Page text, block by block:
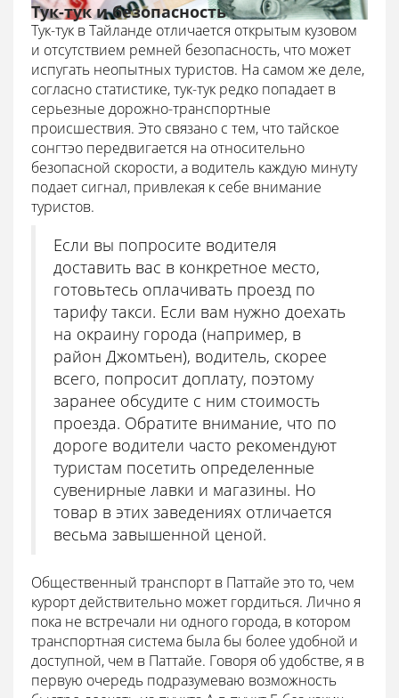
Тук-тук и безопасность
Тук-тук в Тайланде отличается открытым кузовом
и отсутствием ремней безопасность, что может
испугать неопытных туристов. На самом же деле,
согласно статистике, тук-тук редко попадает в
серьезные дорожно-транспортные
происшествия. Это связано с тем, что тайское
сонгтэо передвигается на относительно
безопасной скорости, а водитель каждую минуту
подает сигнал, привлекая к себе внимание
туристов.
Если вы попросите водителя
доставить вас в конкретное место,
готовьтесь оплачивать проезд по
тарифу такси. Если вам нужно доехать
на окраину города (например, в
район Джомтьен), водитель, скорее
всего, попросит доплату, поэтому
заранее обсудите с ним стоимость
проезда. Обратите внимание, что по
дороге водители часто рекомендуют
туристам посетить определенные
сувенирные лавки и магазины. Но
товар в этих заведениях отличается
весьма завышенной ценой.
Общественный транспорт в Паттайе это то, чем
курорт действительно может гордиться. Лично я
пока не встречали ни одного города, в котором
транспортная система была бы более удобной и
доступной, чем в Паттайе. Говоря об удобстве, я в
первую очередь подразумеваю возможность